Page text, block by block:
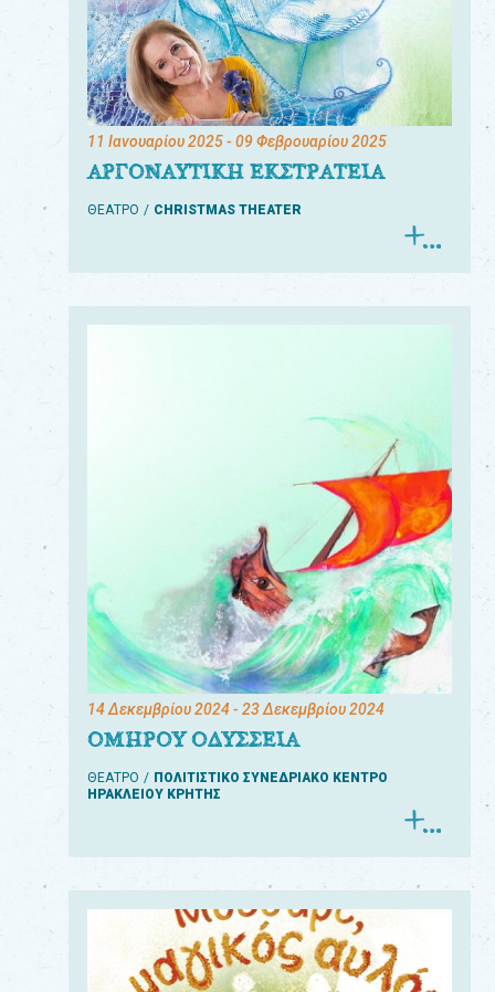
11 Ιανουαρίου 2025- 09 Φεβρουαρίου 2025
ΑΡΓΟΝΑΥΤΙΚΗ ΕΚΣΤΡΑΤΕΙΑ
ΘΕΑΤΡΟ CHRISTMAS THEATER
14 Δεκεμβρίου 2024- 23 Δεκεμβρίου 2024
ΟΜΗΡΟΥ ΟΔΥΣΣΕΙΑ
ΘΕΑΤΡΟ
ΠΟΛΙΤΙΣΤΙΚΟ ΣΥΝΕΔΡΙΑΚΟ ΚΕΝΤΡΟ
ΗΡΑΚΛΕΙΟΥ ΚΡΗΤΗΣ